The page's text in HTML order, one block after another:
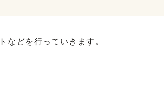
などを行っていきます。